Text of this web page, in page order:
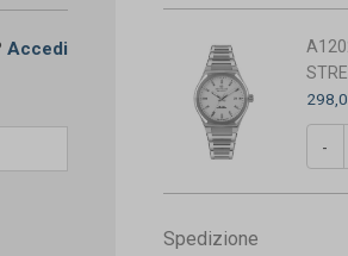
Accedi
-
Spedizione